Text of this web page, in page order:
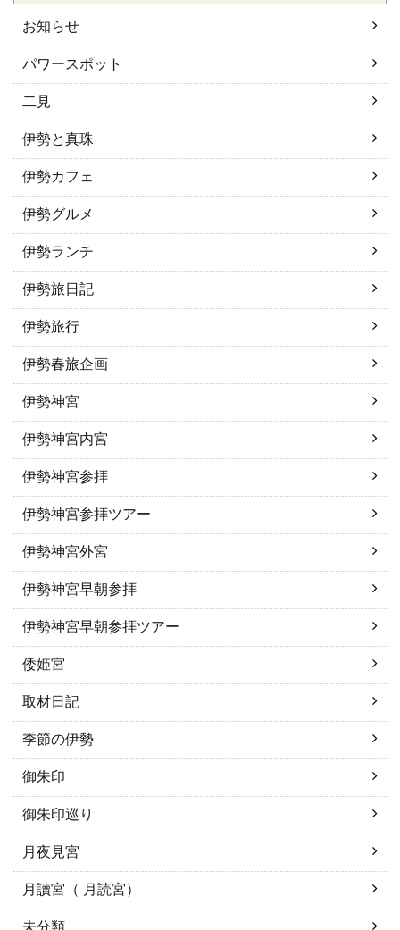
お知らせ
パワースポット
二見
伊勢と真珠
伊勢カフェ
伊勢グルメ
伊勢ランチ
伊勢旅日記
伊勢旅行
伊勢春旅企画
伊勢神宮
伊勢神宮内宮
伊勢神宮参拝
伊勢神宮参拝ツアー
伊勢神宮外宮
伊勢神宮早朝参拝
伊勢神宮早朝参拝ツアー
倭姫宮
取材日記
季節の伊勢
御朱印
御朱印巡り
月夜見宮
月讀宮（ 月読宮）
未分類